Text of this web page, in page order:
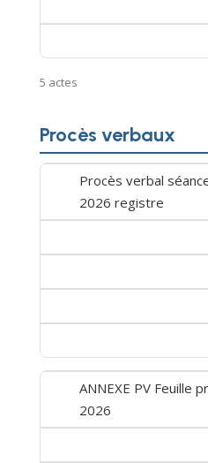
5 actes
Procès verbaux
Procès verbal
2026 registre
ANNEXE PV Feuille
2026